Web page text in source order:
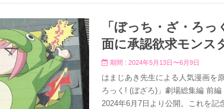
「ぼっち・ざ・ろ
面に承認欲求モンス
期間 : 2024年5月13日〜6月9日
はまじあき先生による人気漫画を
ろっく! (ぼざろ)」劇場総集編 前
2024年6月7日より公開。これを記